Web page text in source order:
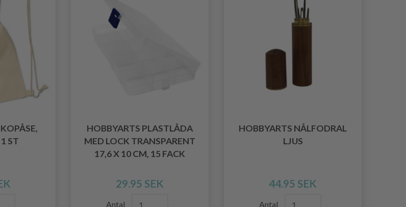
ST
HOBBYARTS PLASTLÅDA
MED LOCK TRANSPARENT
17,6 X 10 CM, 15 FACK
29.95 SEK
Antal
HOBBYARTS NÅLFODRAL
LJUS
44.95 SEK
Antal